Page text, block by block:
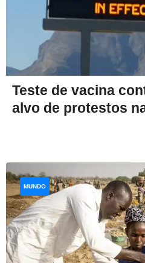
Teste de vacina
alvo de protestos
MUNDO